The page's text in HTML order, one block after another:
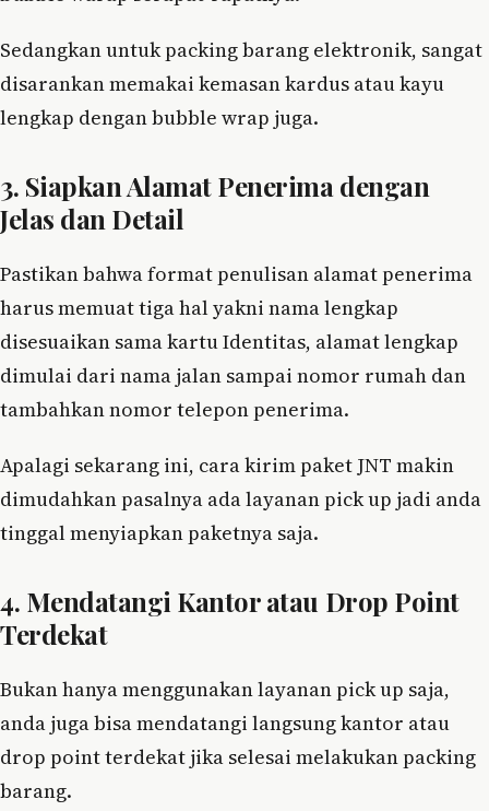
Sedangkan untuk packing barang elektronik, sangat
disarankan memakai kemasan kardus atau kayu
lengkap dengan bubble wrap juga.
3. Siapkan Alamat Penerima dengan
Jelas dan Detail
Pastikan bahwa format penulisan alamat penerima
harus memuat tiga hal yakni nama lengkap
disesuaikan sama kartu Identitas, alamat lengkap
dimulai dari nama jalan sampai nomor rumah dan
tambahkan nomor telepon penerima.
Apalagi sekarang ini, cara kirim paket JNT makin
dimudahkan pasalnya ada layanan pick up jadi anda
tinggal menyiapkan paketnya saja.
4. Mendatangi Kantor atau Drop Point
Terdekat
Bukan hanya menggunakan layanan pick up saja,
anda juga bisa mendatangi langsung kantor atau
drop point terdekat jika selesai melakukan packing
barang.